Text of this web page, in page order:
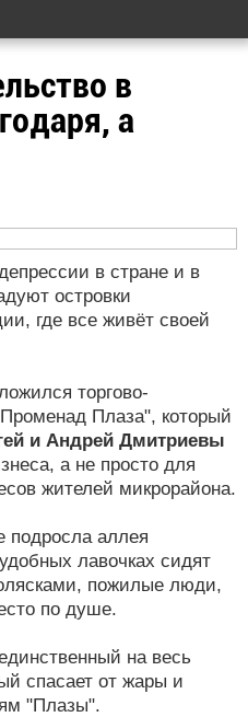
в
а
в стране и в
островки
где все живёт своей
торгово-
Плаза", который
и Андрей Дмитриевы
а не просто для
жителей микрорайона.
подросла аллея
лавочках сидят
пожилые люди,
по душе.
на весь
спасает от жары и
"Плазы".